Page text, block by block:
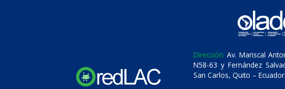
Dirección: Av. Mariscal
N58-63 y Fernández
San Carlos, Quito – Ecuador.